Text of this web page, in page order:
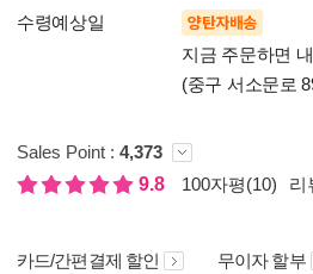
수령예상일 양탄자배송
지금 주문하면
(중구 서소문로
Sales Point : 4,373
9.8
100자평(10) 리
카드/간편결제 할인 무이자 할부